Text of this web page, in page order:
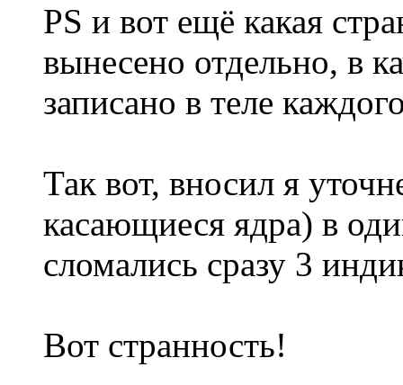
PS и вот ещё какая
вынесено отдельно, в
записано в теле
Так вот, вносил я
касающиеся ядра) в
сломались сразу 3
Вот странность!